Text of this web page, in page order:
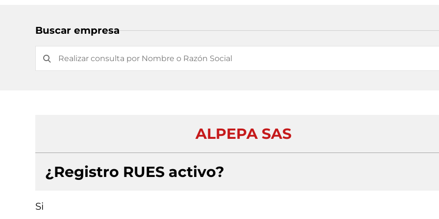
Buscar empresa
ALPEPA SAS
¿Registro RUES activo?
Si